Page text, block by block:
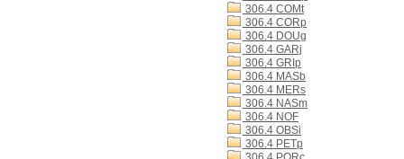
306.4 COMt
306.4 CORp
306.4 DOUg
306.4 GARj
306.4 GRIp
306.4 MASb
306.4 MERs
306.4 NASm
306.4 NOF
306.4 OBSi
306.4 PETp